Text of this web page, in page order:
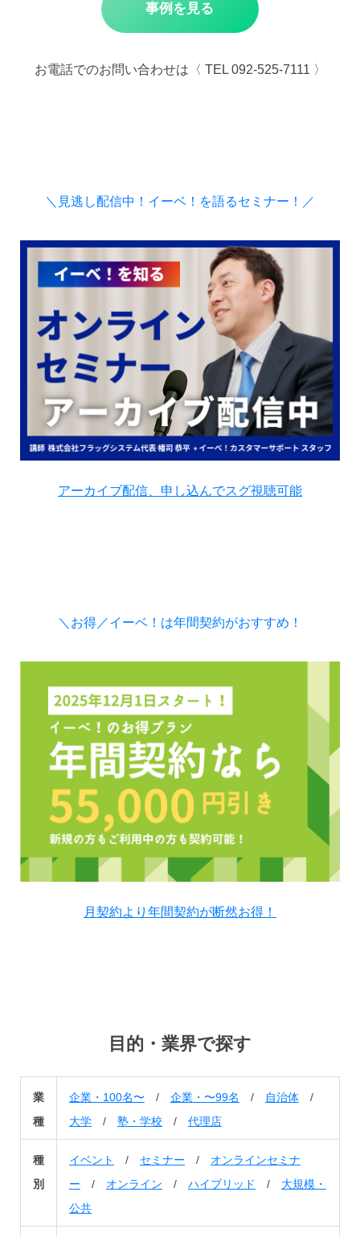
事例を見る
お電話でのお問い合わせは〈 TEL 092-525-7111 〉
＼見逃し配信中！イーベ！を語るセミナー！／
アーカイブ配信、申し込んでスグ視聴可能
＼お得／イーベ！は年間契約がおすすめ！
月契約より年間契約が断然お得！
目的・業界で探す
業
種
企業・100名〜 / 企業・〜99名 / 自治体/
大学/ 塾・学校 / 代理店
種
別
イベント / セミナー / オンラインセミナ
ー / オンライン / ハイブリッド / 大規模・
公共